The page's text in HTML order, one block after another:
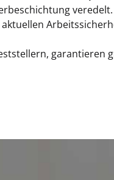
veredelt.
garantieren